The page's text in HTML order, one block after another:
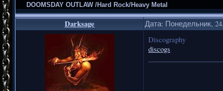
DOOMSDAY OUTLAW /Hard Rock/Heavy Metal
Darksage Дата: Понедельник,
Discography
discogs